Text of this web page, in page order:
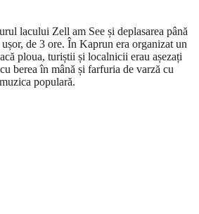
lacului Zell am See și deplasarea până
de 3 ore. În Kaprun era organizat un
ploua, turiștii și localnicii erau așezați
berea în mână și farfuria de varză cu
populară.